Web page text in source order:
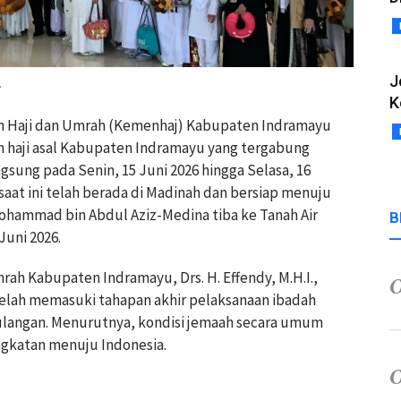
Haji dan Umrah (Kemenhaj) Kabupaten Indramayu
asal Kabupaten Indramayu yang tergabung
pada Senin, 15 Juni 2026 hingga Selasa, 16
ini telah berada di Madinah dan bersiap menuju
bin Abdul Aziz-Medina tiba ke Tanah Air
2026.
Kabupaten Indramayu, Drs. H. Effendy, M.H.I.,
memasuki tahapan akhir pelaksanaan ibadah
Menurutnya, kondisi jemaah secara umum
menuju Indonesia.